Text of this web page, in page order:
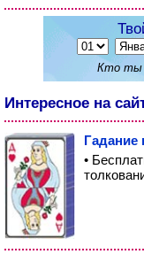
Кто ты
Интересное на
Гадание
•